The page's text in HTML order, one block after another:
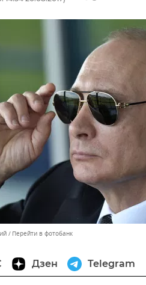
Перейти в фотобанк
Дзен Telegram